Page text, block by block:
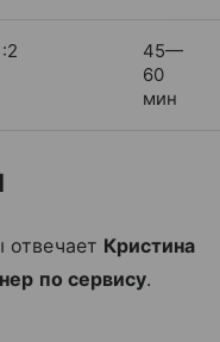
45—
60
мин
Кристина
по сервису.